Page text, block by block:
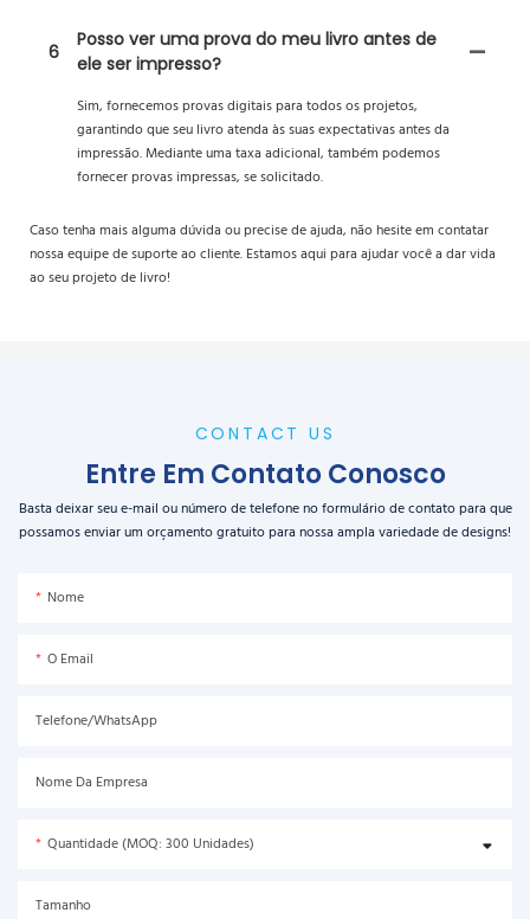
6
Posso ver uma prova do meu livro antes de
ele ser impresso?
Sim, fornecemos provas digitais para todos os projetos,
garantindo que seu livro atenda às suas expectativas antes da
impressão. Mediante uma taxa adicional, também podemos
fornecer provas impressas, se solicitado.
Caso tenha mais alguma dúvida ou precise de ajuda, não hesite em contatar
nossa equipe de suporte ao cliente. Estamos aqui para ajudar você a dar vida
ao seu projeto de livro!
CONTACT US
Entre Em Contato Conosco
Basta deixar seu e-mail ou número de telefone no formulário de contato para que
possamos enviar um orçamento gratuito para nossa ampla variedade de designs!
Nome
O Email
Telefone/WhatsApp
Nome Da Empresa
Quantidade (MOQ: 300 Unidades)
Tamanho